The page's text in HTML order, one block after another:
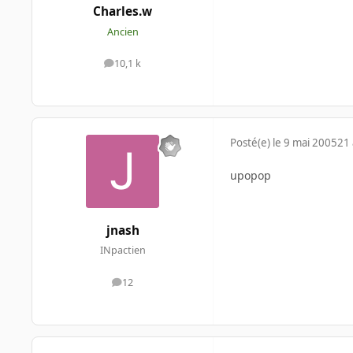
Charles.w
Ancien
10,1 k
messages
jnash
INpactien
12
messages
Posté(e) le 9 mai 200521
upopop